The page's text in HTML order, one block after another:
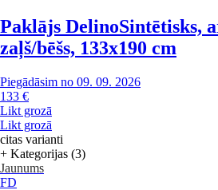
Paklājs DelinoSintētisks,
zaļš/bēšs, 133x190 cm
Piegādāsim no 09. 09. 2026
133 €
Likt grozā
Likt grozā
citas varianti
+ Kategorijas (3)
Jaunums
FD